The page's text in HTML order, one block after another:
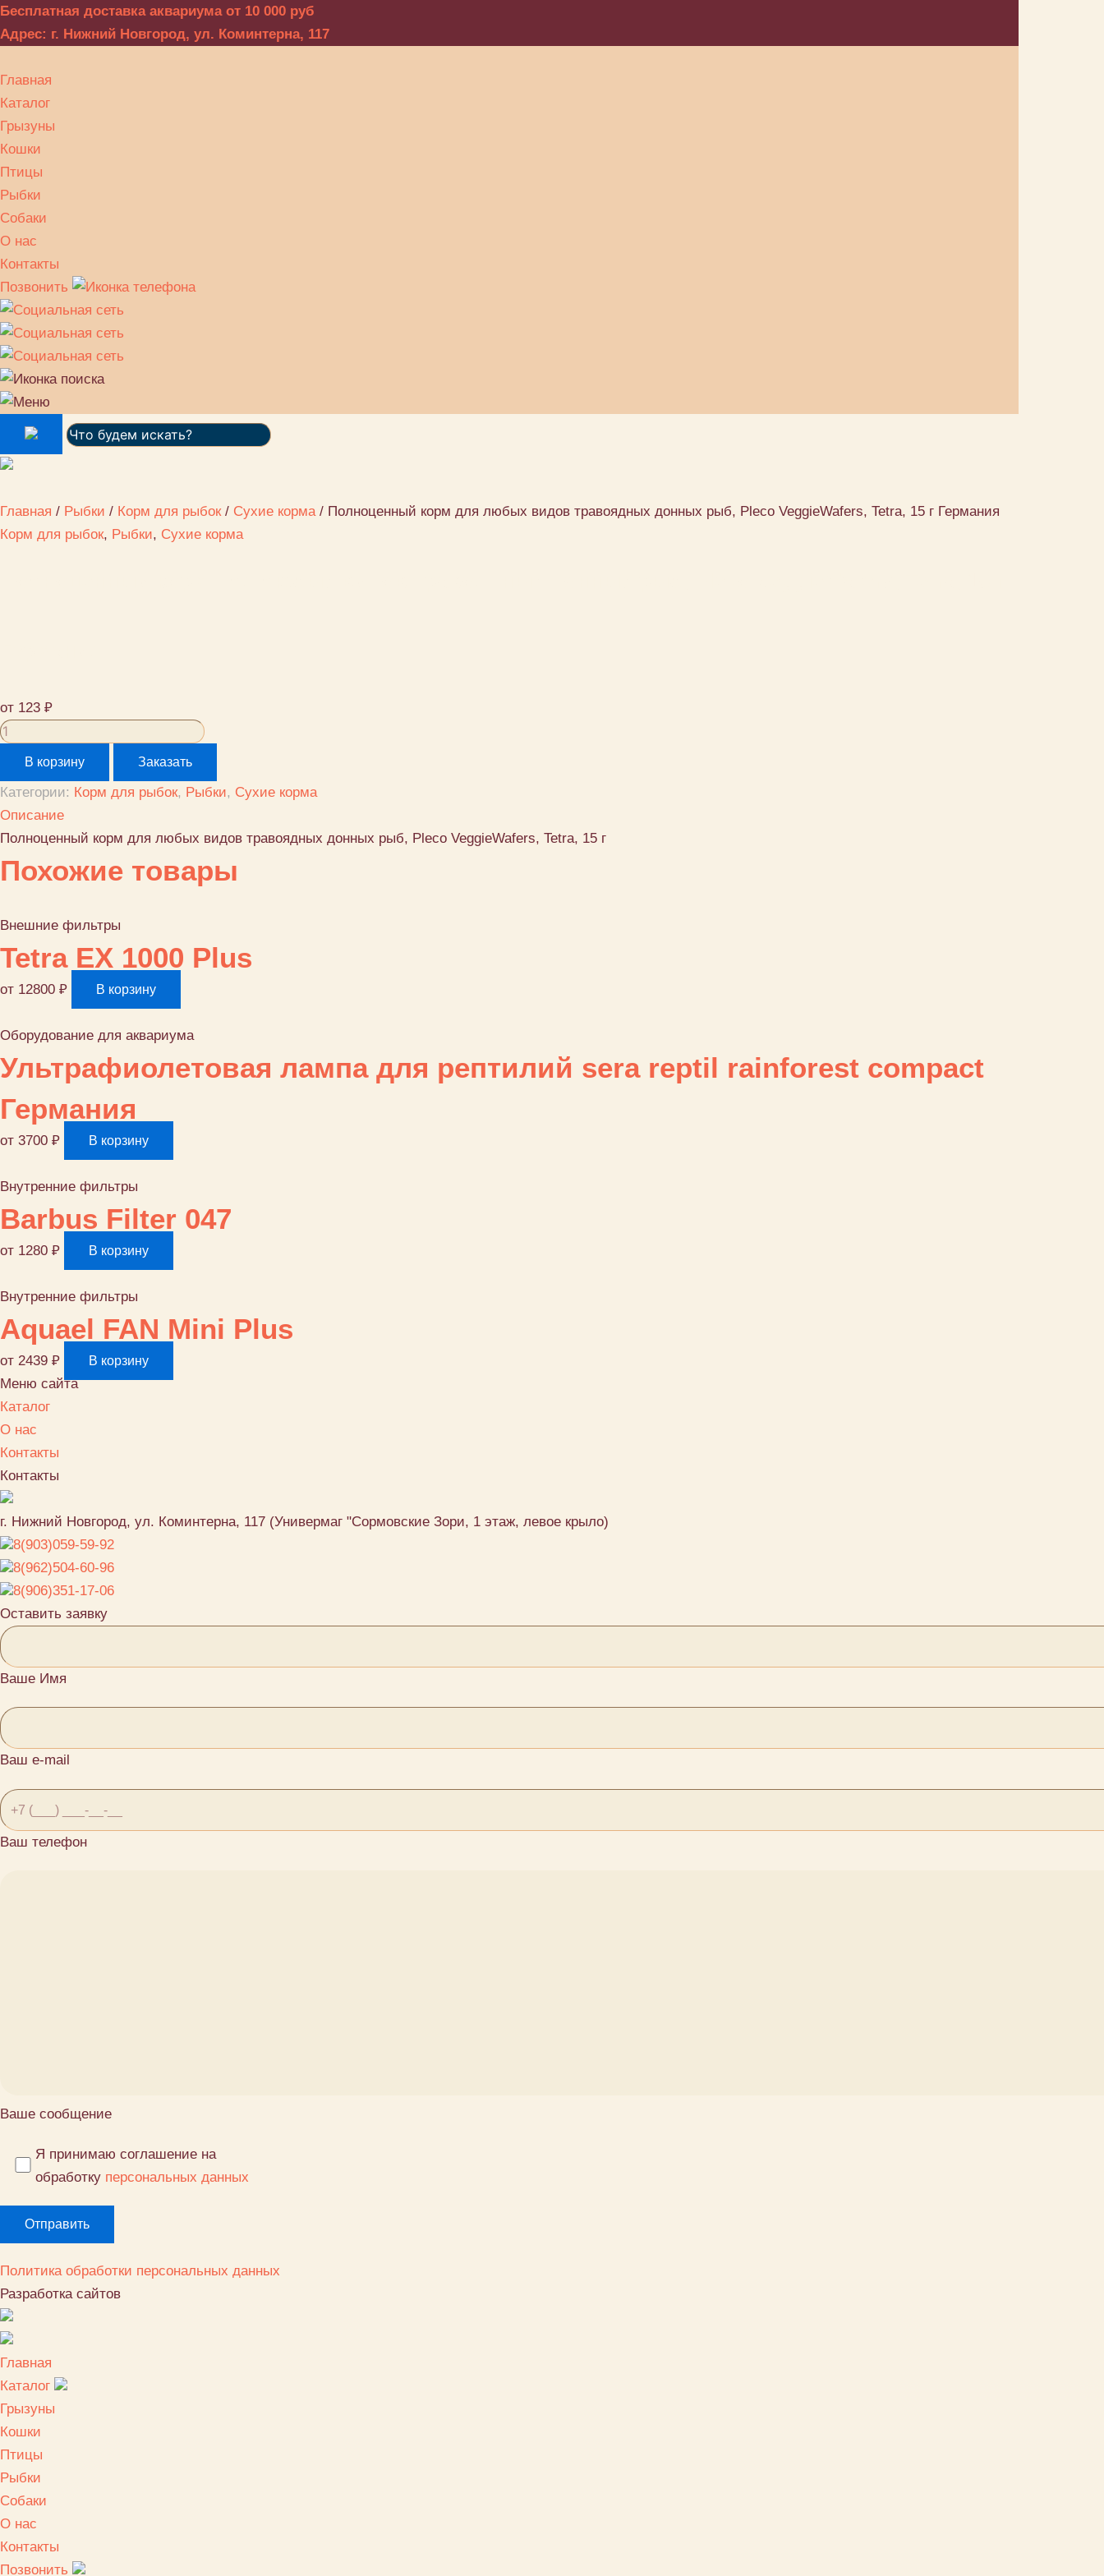
Бесплатная доставка аквариума от 10 000 руб
Адрес: г. Нижний Новгород, ул. Коминтерна, 117
Главная
Каталог
Грызуны
Кошки
Птицы
Рыбки
Собаки
О нас
Контакты
Позвонить
Поиск:
Главная / Рыбки / Корм для рыбок/ Сухие корма/ Полноценный корм для любых видов травоядных донных рыб, Pleco VeggieWafers, Tetra, 15 г Германия
Корм для рыбок, Рыбки, Сухие корма
от 123 ₽
Количество
товара
корм
для
любых
видов
Pleco
VeggieWafers,
15
Германия
В корзину Заказать
Категории: Корм для рыбок, Рыбки, Сухие корма
Описание
Полноценный корм для любых видов травоядных донных рыб, Pleco VeggieWafers, Tetra, 15 г
Похожие товары
Внешние фильтры
Tetra EX 1000 Plus
от 12800 ₽ В корзину
Оборудование для аквариума
Ультрафиолетовая лампа для рептилий sera reptil rainforest compact
Германия
от 3700 ₽ В корзину
Внутренние фильтры
Barbus Filter 047
от 1280 ₽ В корзину
Внутренние фильтры
Aquael FAN Mini Plus
от 2439 ₽ В корзину
Меню сайта
Каталог
О нас
Контакты
Контакты
г. Нижний Новгород, ул. Коминтерна, 117 (Универмаг "Сормовские Зори, 1 этаж, левое крыло)
8(903)059-59-92
8(962)504-60-96
8(906)351-17-06
Оставить заявку
Ваше Имя
Ваш e-mail
Ваш телефон
Ваше сообщение
Я принимаю соглашение на
обработку персональных данных
Политика обработки персональных данных
Разработка сайтов
Главная
Каталог
Грызуны
Кошки
Птицы
Рыбки
Собаки
О нас
Контакты
Позвонить